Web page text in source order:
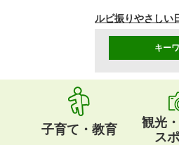
ルビ振りやさしい
キー
子育て・教育
観光
ス